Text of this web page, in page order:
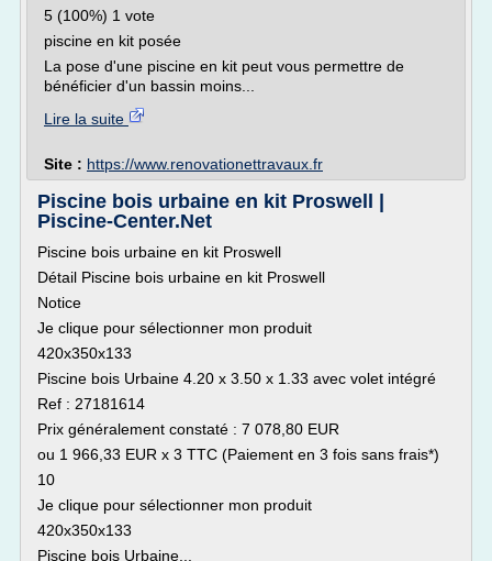
5 (100%) 1 vote
piscine en kit posée
La pose d'une piscine en kit peut vous permettre de
bénéficier d'un bassin moins...
Lire la suite
Site : https://www.renovationettravaux.fr
Piscine bois urbaine en kit Proswell |
Piscine-Center.Net
Piscine bois urbaine en kit Proswell
Détail Piscine bois urbaine en kit Proswell
Notice
Je clique pour sélectionner mon produit
420x350x133
Piscine bois Urbaine 4.20 x 3.50 x 1.33 avec volet intégré
Ref : 27181614
Prix généralement constaté : 7 078,80 EUR
ou 1 966,33 EUR x 3 TTC (Paiement en 3 fois sans frais*)
10
Je clique pour sélectionner mon produit
420x350x133
Piscine bois Urbaine...